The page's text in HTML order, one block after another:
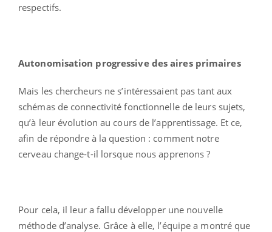
respectifs.
Autonomisation progressive des aires primaires
Mais les chercheurs ne s’intéressaient pas tant aux
schémas de connectivité fonctionnelle de leurs sujets,
qu’à leur évolution au cours de l’apprentissage. Et ce,
afin de répondre à la question : comment notre
cerveau change-t-il lorsque nous apprenons ?
Pour cela, il leur a fallu développer une nouvelle
méthode d’analyse. Grâce à elle, l’équipe a montré que